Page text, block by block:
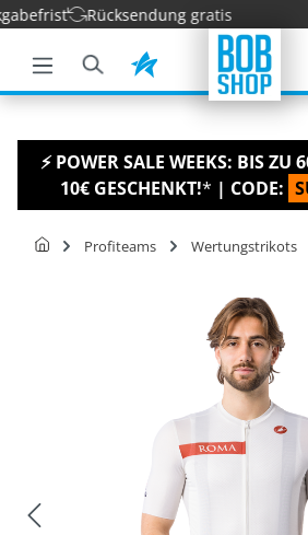
springen
Rücksendung gratis
⚡ POWER SALE WEEKS: BIS ZU
10€ GESCHENKT!* | CODE:
Profiteams Wertungstrikots